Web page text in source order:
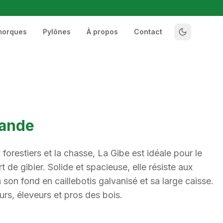
Pylônes À propos Contact
et la chasse, La Gibe est idéale pour le
de gibier. Solide et spacieuse, elle résiste aux
fond en caillebotis galvanisé et sa large caisse.
éleveurs et pros des bois.